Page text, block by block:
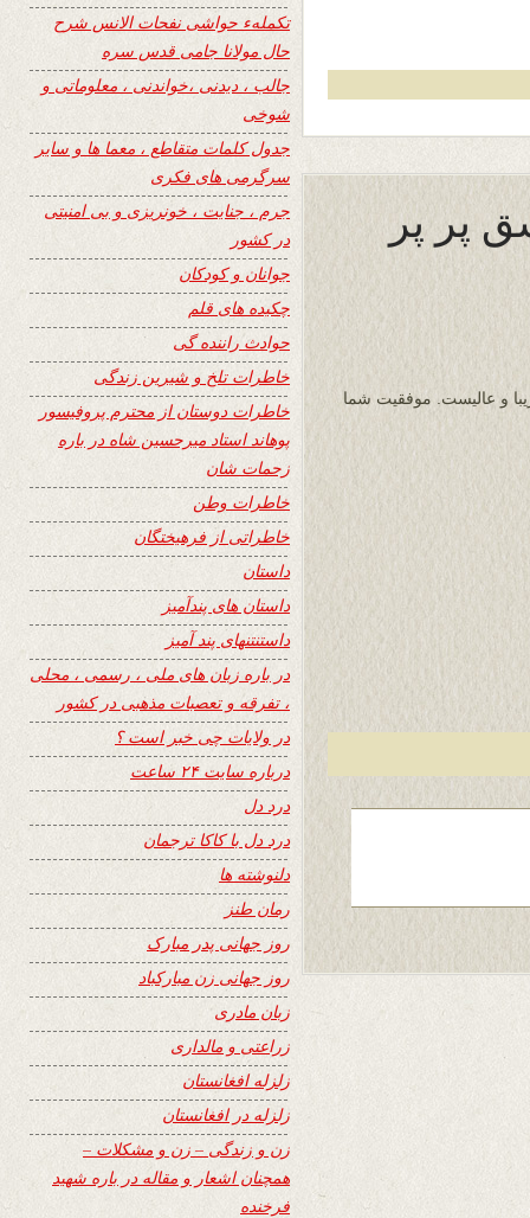
پر پر
و عالیست. موفقیت شما
تکملهء حواشی نفحات الانس شرح
حال مولانا جامی قدس سره
جالب ، دیدنی ،خواندنی ، معلوماتی و
شوخی
جدول کلمات متقاطع ، معما ها و سایر
سرگرمی های فکری
جرم ، جنایت ، خونریزی و بی امنیتی
در کشور
جوانان و کودکان
چکیده های قلم
حوادث راننده گی
خاطرات تلخ و شیرین زندگی
خاطرات دوستان از محترم پروفیسور
پوهاند استاد میرحسین شاه در باره
زحمات شان
خاطرات وطن
خاطراتی از فرهیختگان
داستان
داستان های پندآمیز
داستنتنهای پند آمیز
در باره زبان های ملی ، رسمی ، محلی
، تفرقه و تعصبات مذهبی در کشور
در ولایات چی خبر است ؟
درباره سایت ۲۴ ساعت
درد دل
درد دل با کاکا ترجمان
دلنوشته ها
رمان طنز
روز جهانی پدر مبارک
روز جهانی زن مبارکباد
زبان مادری
زراعتی و مالداری
زلزله افغانستان
زلزله در افغانستان
زن و زندگی – زن و مشکلات –
همچنان اشعار و مقاله در باره شهید
فرخنده